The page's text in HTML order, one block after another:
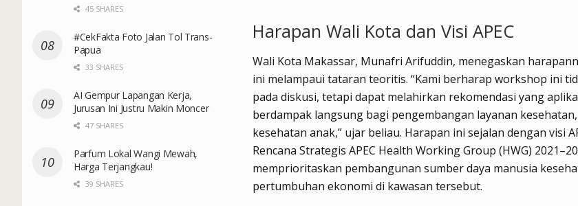
Harapan Wali Kota dan Visi APEC
Wali Kota Makassar, Munafri Arifuddin, menegaskan
ini melampaui tataran teoritis. “Kami berharap workshop ini
pada diskusi, tetapi dapat melahirkan rekomendasi yang
berdampak langsung bagi pengembangan layanan
kesehatan anak,” ujar beliau. Harapan ini sejalan dengan visi
Rencana Strategis APEC Health Working Group (HWG)
memprioritaskan pembangunan sumber daya manusia
pertumbuhan ekonomi di kawasan tersebut.
45 SHARES
#CekFakta Foto Jalan Tol Trans-
Papua
33 SHARES
AI Gempur Lapangan Kerja,
Jurusan Ini Justru Makin Moncer
47 SHARES
Parfum Lokal Wangi Mewah,
Harga Terjangkau!
39 SHARES